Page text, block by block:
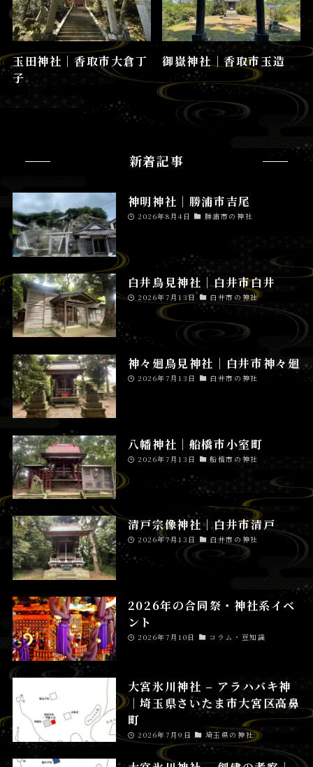
玉田神社│香取市大倉丁
子
御嶽神社│香取市玉造
新着記事
神明神社│勝浦市吉尾
2026年8月4日 勝浦市の神社
白井鳥見神社│白井市白井
2026年7月13日 白井市の神社
神々廻鳥見神社│白井市神々廻
2026年7月13日 白井市の神社
八幡神社│船橋市小室町
2026年7月13日 船橋市の神社
清戸宗像神社│白井市清戸
2026年7月13日 白井市の神社
2026年の合同祭・神社系イベ
ント
2026年7月10日 コラム・豆知識
大宮氷川神社 – アラハバキ神
│埼玉県さいたま市大宮区高鼻
町
2026年7月9日 埼玉県の神社